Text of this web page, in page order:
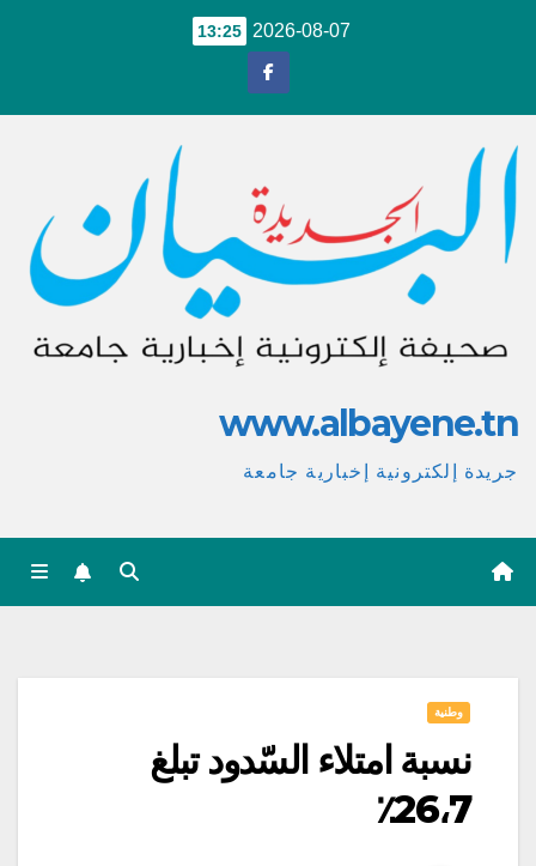
2026-08-07
13:25
www.albayene.tn
جريدة إلكترونية إخبارية جامعة
وطنية
نسبة امتلاء السّدود تبلغ
26،7٪